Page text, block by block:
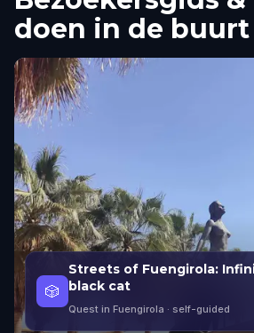
doen in de buurt
🎲
Streets of Fuengirola:
black cat
Quest in Fuengirola · self-guided